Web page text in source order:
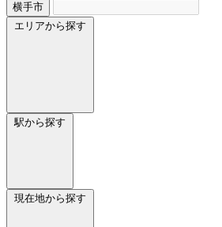
横手市
エリアから探す
駅から探す
現在地から探す